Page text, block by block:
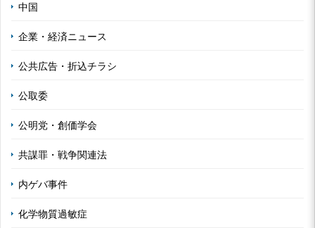
中国
企業・経済ニュース
公共広告・折込チラシ
公取委
公明党・創価学会
共謀罪・戦争関連法
内ゲバ事件
化学物質過敏症